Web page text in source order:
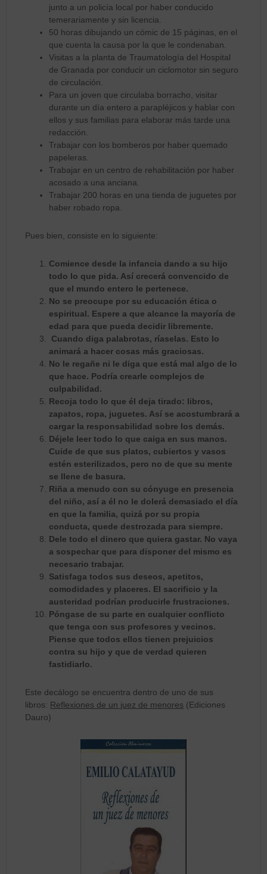
junto a un policía local por haber conducido
temerariamente y sin licencia.
50 horas dibujando un cómic de 15 páginas, en el
que cuenta la causa por la que le condenaban.
Visitas a la planta de Traumatología del Hospital
de Granada por conducir un ciclomotor sin seguro
de circulación.
Para un joven que circulaba borracho, visitar
durante un día entero a parapléjicos y hablar con
ellos y sus familias para elaborar más tarde una
redacción.
Trabajar con los bomberos por haber quemado
papeleras.
Trabajar en un centro de rehabilitación por haber
acosado a una anciana.
Trabajar 200 horas en una tienda de juguetes por
haber robado ropa.
Pues bien, consiste en lo siguiente:
Comience desde la infancia dando a su hijo
todo lo que pida. Así crecerá convencido de
que el mundo entero le pertenece.
No se preocupe por su educación ética o
espiritual. Espere a que alcance la mayoría de
edad para que pueda decidir libremente.
Cuando diga palabrotas, ríaselas. Esto lo
animará a hacer cosas más graciosas.
No le regañe ni le diga que está mal algo de lo
que hace. Podría crearle complejos de
culpabilidad.
Recoja todo lo que él deja tirado: libros,
zapatos, ropa, juguetes. Así se acostumbrará a
cargar la responsabilidad sobre los demás.
Déjele leer todo lo que caiga en sus manos.
Cuide de que sus platos, cubiertos y vasos
estén esterilizados, pero no de que su mente
se llene de basura.
Riña a menudo con su cónyuge en presencia
del niño, así a él no le dolerá demasiado el día
en que la familia, quizá por su propia
conducta, quede destrozada para siempre.
Dele todo el dinero que quiera gastar. No vaya
a sospechar que para disponer del mismo es
necesario trabajar.
Satisfaga todos sus deseos, apetitos,
comodidades y placeres. El sacrificio y la
austeridad podrían producirle frustraciones.
Póngase de su parte en cualquier conflicto
que tenga con sus profesores y vecinos.
Piense que todos ellos tienen prejuicios
contra su hijo y que de verdad quieren
fastidiarlo.
Este decálogo se encuentra dentro de uno de sus
libros: Reflexiones de un juez de menores (Ediciones
Dauro)